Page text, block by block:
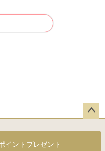
イントプレゼント